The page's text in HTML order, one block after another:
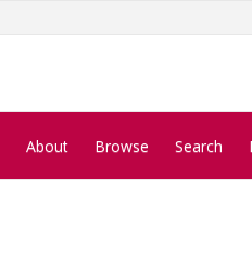
About Browse Search